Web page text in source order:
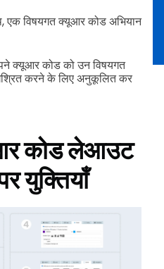
विषयगत क्यूआर कोड अभियान
क्यूआर कोड को उन विषयगत
करने के लिए अनुकूलित कर
कोड लेआउट
युक्तियाँ